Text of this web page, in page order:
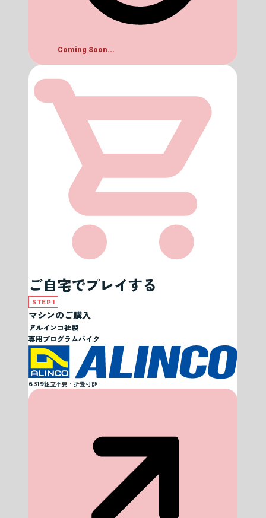
Coming Soon...
ご自宅でプレイする
STEP 1
マシンのご購入
アルインコ社製
専用プログラムバイク
6319組立不要・折畳可能